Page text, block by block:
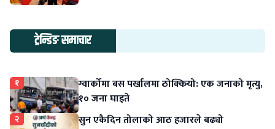
ट्रेन्डिङ समाचार
१
ग्वार्कोमा बस पर्खालमा ठोक्कियो: एक जनाको मृत्यु,
१० जना घाइते
२ सुन एकैदिन तोलाको आठ हजारले बढ्यो